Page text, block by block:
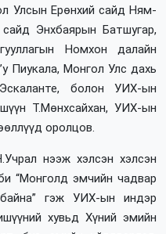
Улсын Ерөнхий сайд Ням-
Энхбаярын Батшугар,
Номхон далайн
Пиукала, Монгол Улс дахь
болон УИХ-ын
Т.Мөнхсайхан, УИХ-ын
оролцов.
нээж хэлсэн хэлсэн
“Монголд эмчийн чадвар
гэж УИХ-ын индэр
хувьд Хүний эмийн